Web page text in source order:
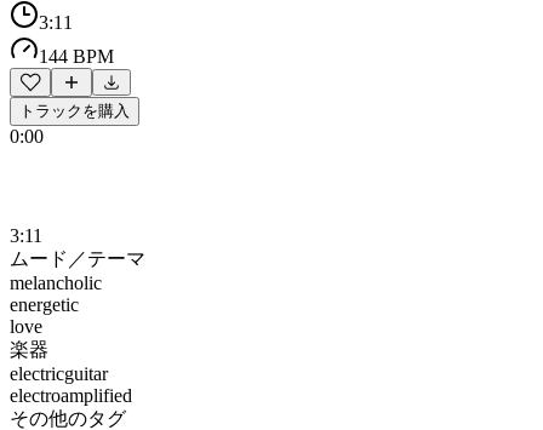
3:11
144 BPM
トラックを購入
0:00
3:11
ムード／テーマ
melancholic
energetic
love
楽器
electricguitar
electroamplified
その他のタグ